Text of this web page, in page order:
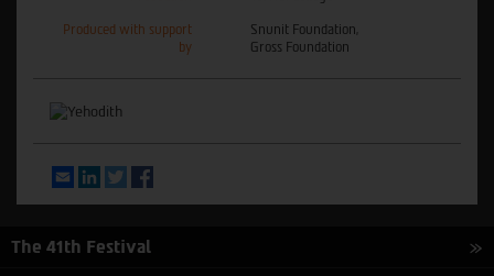
Produced with support
by
Snunit Foundation,
Gross Foundation
EmailLinkedInTwitter
The 41th Festival